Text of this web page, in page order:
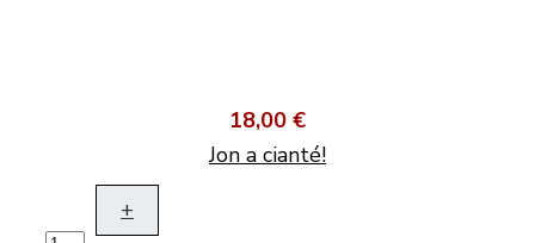
18,00 €
Jon a cianté!
+